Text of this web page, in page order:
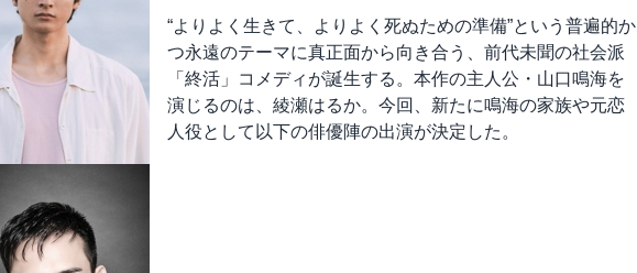
“よりよく生きて、よりよく死ぬための準備”という普遍的か
つ永遠のテーマに真正面から向き合う、前代未聞の社会派
「終活」コメディが誕生する。本作の主人公・山口鳴海を
演じるのは、綾瀬はるか。今回、新たに鳴海の家族や元恋
人役として以下の俳優陣の出演が決定した。